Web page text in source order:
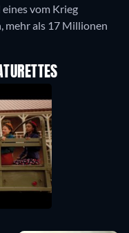
vom Krieg
mehr als 17 Millionen